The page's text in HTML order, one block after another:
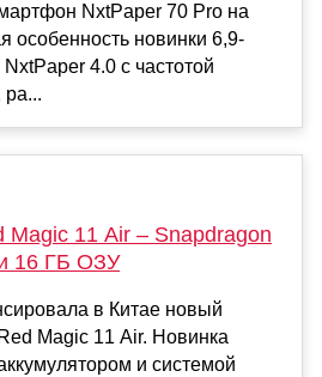
NxtPaper 70 Pro на
особенность новинки 6,9-
4.0 с частотой
ра...
Magic 11 Air – Snapdragon
16 ГБ ОЗУ
в Китае новый
Magic 11 Air. Новинка
и системой